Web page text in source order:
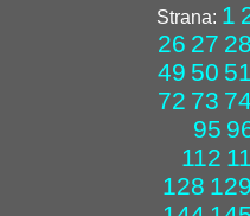
Strana: 1
26 27 28
49 50 51
72 73 74
95
112
128 129